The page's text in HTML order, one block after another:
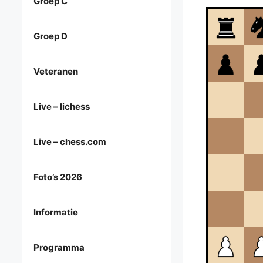
Groep D
Veteranen
Live – lichess
Live – chess.com
Foto’s 2026
Informatie
Programma